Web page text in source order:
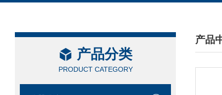
产品分类
PRODUCT CATEGORY
产品
/